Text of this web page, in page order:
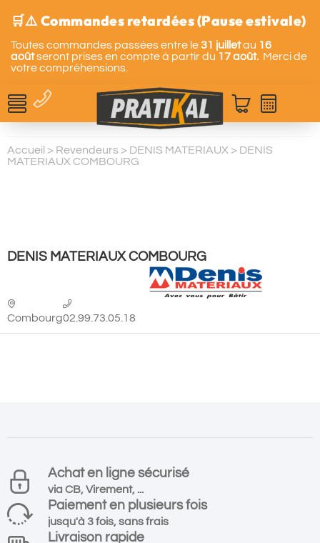
🛒⚠️ Commandes retardées (Pause estivale)
Toutes commandes passées entre le31 juilletau 16
aoûtseront prises en compte à partir du 17 août. Merci de
votre compréhensions.
Accueil > Revendeurs > DENIS MATERIAUX > DENIS
MATERIAUX COMBOURG
DENIS MATERIAUX COMBOURG
Combourg02.99.73.05.18
Achat en ligne sécurisé
via CB, Virement, ...
Paiement en plusieurs fois
jusqu'à 3 fois, sans frais
Livraison rapide